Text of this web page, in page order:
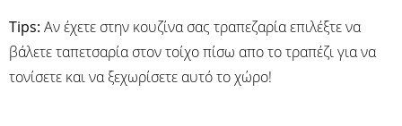
Tips: Αν έχετε στην κουζίνα σας τραπεζαρία επιλέξτε να
βάλετε ταπετσαρία στον τοίχο πίσω απο το τραπέζι για να
τονίσετε και να ξεχωρίσετε αυτό το χώρο!